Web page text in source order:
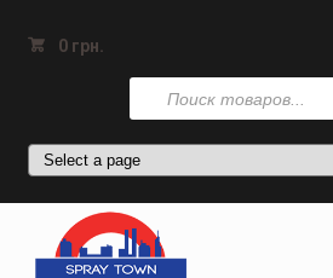
0 грн.
Поиск
товаров